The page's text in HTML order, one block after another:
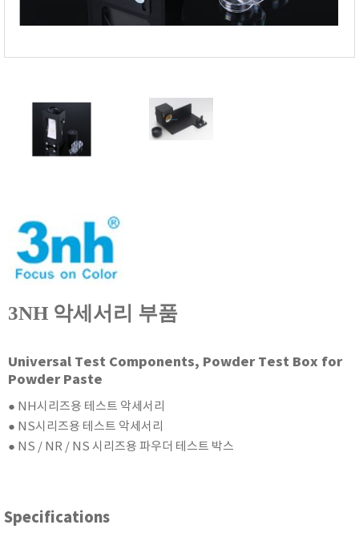
유량계
전기 계측
점도계
튀김오일 산패도
파티클카운터
편광계/밀도계
풍속/유속계
현미경
3NH 악세서리 부품
Universal Test Components, Powder Test Box for
Powder Paste
● NH시리즈용 테스트 악세서리
● NS시리즈용 테스트 악세서리
● NS / NR / NS 시리즈용 파우더 테스트 박스
Specifications